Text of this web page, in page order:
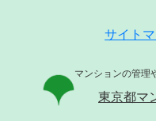
サイト
マンションの管理
東京都マ